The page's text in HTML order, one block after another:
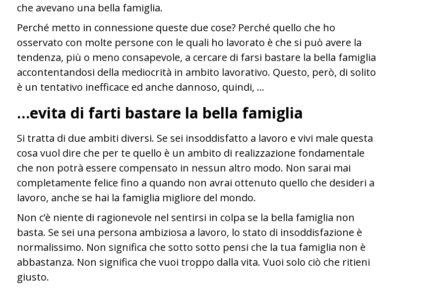
che avevano una bella famiglia.
Perché metto in connessione queste due cose? Perché quello che ho
osservato con molte persone con le quali ho lavorato è che si può avere la
tendenza, più o meno consapevole, a cercare di farsi bastare la bella famiglia
accontentandosi della mediocrità in ambito lavorativo. Questo, però, di solito
è un tentativo inefficace ed anche dannoso, quindi, …
…evita di farti bastare la bella famiglia
Si tratta di due ambiti diversi. Se sei insoddisfatto a lavoro e vivi male questa
cosa vuol dire che per te quello è un ambito di realizzazione fondamentale
che non potrà essere compensato in nessun altro modo. Non sarai mai
completamente felice fino a quando non avrai ottenuto quello che desideri a
lavoro, anche se hai la famiglia migliore del mondo.
Non c’è niente di ragionevole nel sentirsi in colpa se la bella famiglia non
basta. Se sei una persona ambiziosa a lavoro, lo stato di insoddisfazione è
normalissimo. Non significa che sotto sotto pensi che la tua famiglia non è
abbastanza. Non significa che vuoi troppo dalla vita. Vuoi solo ciò che ritieni
giusto.